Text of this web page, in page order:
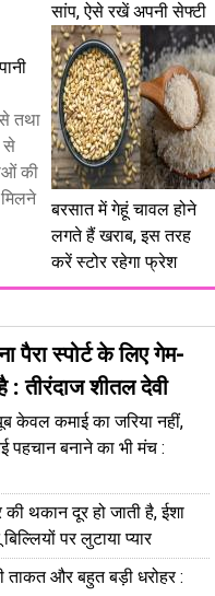
तथा
से
की
सांप, ऐसे रखें अपनी सेफ्टी
बरसात में गेहूं चावल होने
लगते हैं खराब, इस तरह
करें स्टोर रहेगा फ्रेश
पैरा स्पोर्ट के लिए गेम-
तीरंदाज शीतल देवी
केवल कमाई का जरिया नहीं,
पहचान बनाने का भी मंच :
की थकान दूर हो जाती है, ईशा
पर लुटाया प्यार
ताकत और बहुत बड़ी धरोहर :